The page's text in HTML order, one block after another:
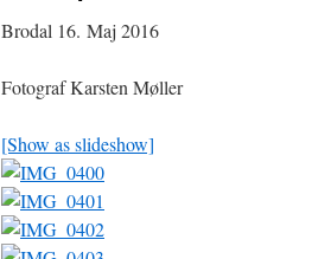
Brodal 16. Maj 2016
Fotograf Karsten Møller
[Show as slideshow]